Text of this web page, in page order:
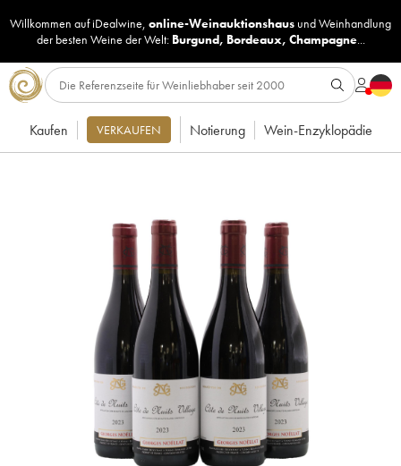
Willkommen auf iDealwine, online-Weinauktionshaus undWeinhandlung
der besten Weine der Welt: Burgund, Bordeaux, Champagne...
Kaufen VERKAUFEN Notierung Wein-Enzyklopädie